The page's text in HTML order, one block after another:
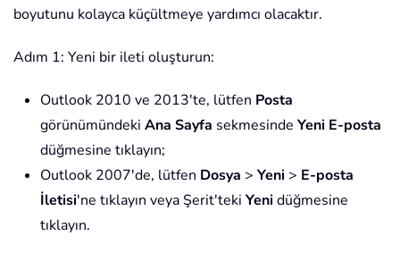
boyutunu kolayca küçültmeye yardımcı olacaktır.
Adım 1: Yeni bir ileti oluşturun:
Outlook 2010 ve 2013'te, lütfen Posta
görünümündeki Ana Sayfa sekmesinde Yeni E-posta
düğmesine tıklayın;
Outlook 2007'de, lütfen Dosya > Yeni > E-posta
İletisi'ne tıklayın veya Şerit'teki Yeni düğmesine
tıklayın.